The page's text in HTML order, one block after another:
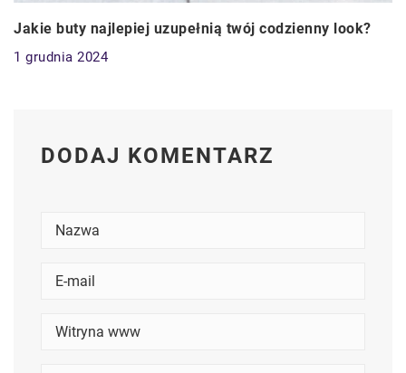
Jakie buty najlepiej uzupełnią twój codzienny look?
1 grudnia 2024
DODAJ KOMENTARZ